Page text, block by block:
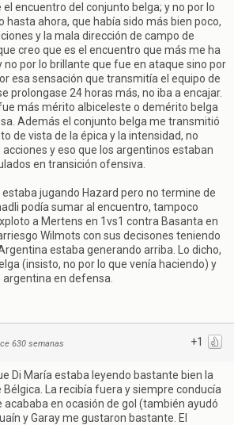
encuentro del conjunto belga; y no por lo
hasta ahora, que había sido más bien poco,
y la mala dirección de campo de
creo que es el encuentro que más me ha
por lo brillante que fue en ataque sino por
esa sensación que transmitía el equipo de
prolongase 24 horas más, no iba a encajar.
más mérito albiceleste o demérito belga
Además el conjunto belga me transmitió
de vista de la épica y la intensidad, no
y eso que los argentinos estaban
en transición ofensiva.
jugando Hazard pero no termine de
podía sumar al encuentro, tampoco
a Mertens en 1vs1 contra Basanta en
Wilmots con sus decisones teniendo
estaba generando arriba. Lo dicho,
(insisto, no por lo que venía haciendo) y
en defensa.
+1
630 semanas
Di María estaba leyendo bastante bien la
La recibía fuera y siempre conducía
acababa en ocasión de gol (también ayudó
y Garay me gustaron bastante. El